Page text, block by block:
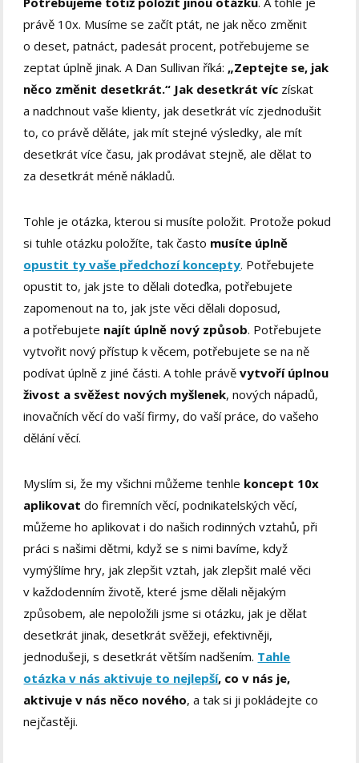
právě 10x. Musíme se začít ptát, ne jak něco změnit
o deset, patnáct, padesát procent, potřebujeme se
zeptat úplně jinak. A Dan Sullivan říká: „Zeptejte se, jak
něco změnit desetkrát.“ Jak desetkrát víc získat
a nadchnout vaše klienty, jak desetkrát víc zjednodušit
to, co právě děláte, jak mít stejné výsledky, ale mít
desetkrát více času, jak prodávat stejně, ale dělat to
za desetkrát méně nákladů.
Tohle je otázka, kterou si musíte položit. Protože pokud
si tuhle otázku položíte, tak často musíte úplně
opustit ty vaše předchozí koncepty. Potřebujete
opustit to, jak jste to dělali doteďka, potřebujete
zapomenout na to, jak jste věci dělali doposud,
a potřebujete najít úplně nový způsob. Potřebujete
vytvořit nový přístup k věcem, potřebujete se na ně
podívat úplně z jiné části. A tohle právěvytvoří úplnou
živost a svěžest nových myšlenek, nových nápadů,
inovačních věcí do vaší firmy, do vaší práce, do vašeho
dělání věcí.
Myslím si, že my všichni můžeme tenhle koncept 10x
aplikovat do firemních věcí, podnikatelských věcí,
můžeme ho aplikovat i do našich rodinných vztahů, při
práci s našimi dětmi, když se s nimi bavíme, když
vymýšlíme hry, jak zlepšit vztah, jak zlepšit malé věci
v každodenním životě, které jsme dělali nějakým
způsobem, ale nepoložili jsme si otázku, jak je dělat
desetkrát jinak, desetkrát svěžeji, efektivněji,
jednodušeji, s desetkrát větším nadšením. Tahle
otázka v nás aktivuje to nejlepší, co v nás je,
aktivuje v nás něco nového, a tak si ji pokládejte co
nejčastěji.